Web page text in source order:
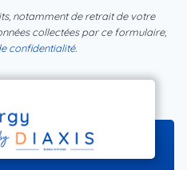
notamment de retrait de votre
collectées par ce formulaire,
confidentialité.